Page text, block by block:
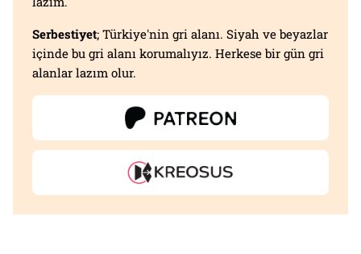
Serbestiyet; Türkiye'nin gri alanı. Siyah ve beyazlar
içinde bu gri alanı korumalıyız. Herkese bir gün gri
alanlar lazım olur.